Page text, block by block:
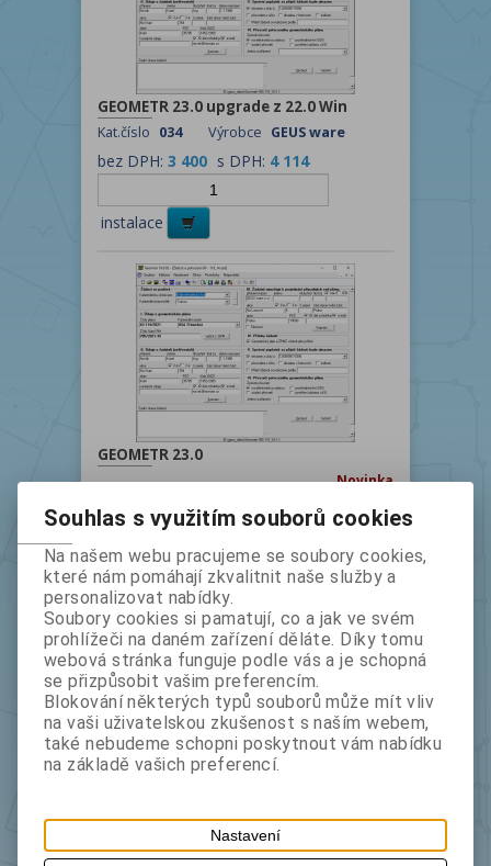
GEOMETR 23.0 upgrade z 22.0 Win
Kat.číslo 034 Výrobce GEUS ware
bez DPH: 3 400 s DPH: 4 114
instalace
GEOMETR 23.0
Novinka
Kat.číslo Výrobce GEUS ware
bez DPH:
instalace
GeusNET verze 4.0, druhá a každá další
instalace pro jednu firmu
Souhlas s využitím souborů cookies
Na našem webu pracujeme se soubory cookies,
které nám pomáhají zkvalitnit naše služby a
personalizovat nabídky.
Soubory cookies si pamatují, co a jak ve svém
prohlížeči na daném zařízení děláte. Díky tomu
webová stránka funguje podle vás a je schopná
se přizpůsobit vašim preferencím.
Blokování některých typů souborů může mít vliv
na vaši uživatelskou zkušenost s naším webem,
také nebudeme schopni poskytnout vám nabídku
na základě vašich preferencí.
Nastavení